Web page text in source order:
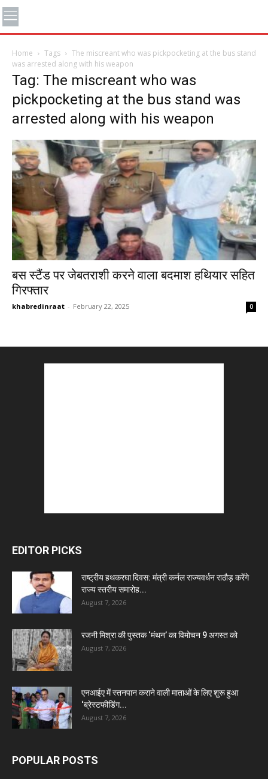
Home Tags
The miscreant who was pickpocketing at the bus stand
was arrested along with his weapon
Tag: The miscreant who was
pickpocketing at the bus stand was
arrested along with his weapon
बस स्टैंड पर जेबतराशी करने वाला बदमाश हथियार सहित
गिरफ्तार
khabredinraat - February 22, 2025 0
EDITOR PICKS
राष्ट्रीय हथकरघा दिवस: मंत्री कर्नल राज्यवर्धन राठौड़ करेंगे
राज्य स्तरीय समारोह...
August 7, 2026
रजनी मिश्रा की पुस्तक ‘मंथन’ का विमोचन 9 अगस्त को
August 7, 2026
एनआईए में स्तनपान कराने वाली माताओं के लिए शुरू हुआ
‘ब्रेस्टफीडिंग...
August 7, 2026
POPULAR POSTS